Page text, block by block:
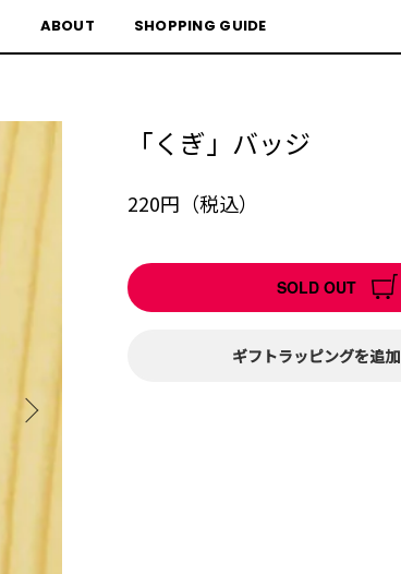
ABOUT SHOPPING GUIDE
「くぎ」バッジ
220円（税込）
SOLD OUT
ギフトラッピングを追加